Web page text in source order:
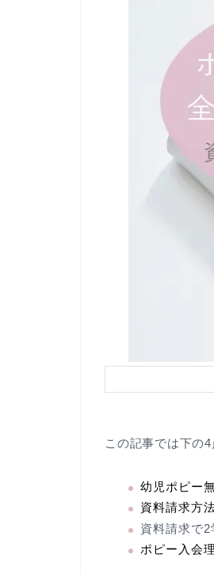
この記事では下の
幼児ポピー
資料請求方
資料請求で
ポピー入会